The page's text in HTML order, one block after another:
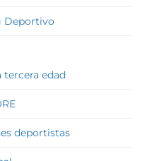
Deportivo
tercera edad
deportistas